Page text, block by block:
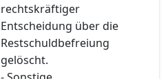
rechtskräftiger
Entscheidung über die
Restschuldbefreiung
gelöscht.